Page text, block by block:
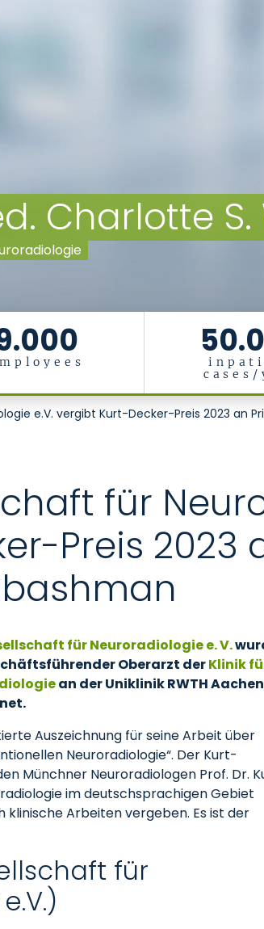
Charlotte
cases/
e.V. vergibt Kurt-Decker-Preis 2023 an
für
Preis 2023
für Neuroradiologie e. V.
Oberarzt derKlinik
an der Uniklinik RWTH
Auszeichnung für seine Arbeit über
Neuroradiologie“. Der Kurt-
Münchner Neuroradiologen Prof. Dr.
im deutschsprachigen Gebiet
Arbeiten vergeben. Es ist der
für